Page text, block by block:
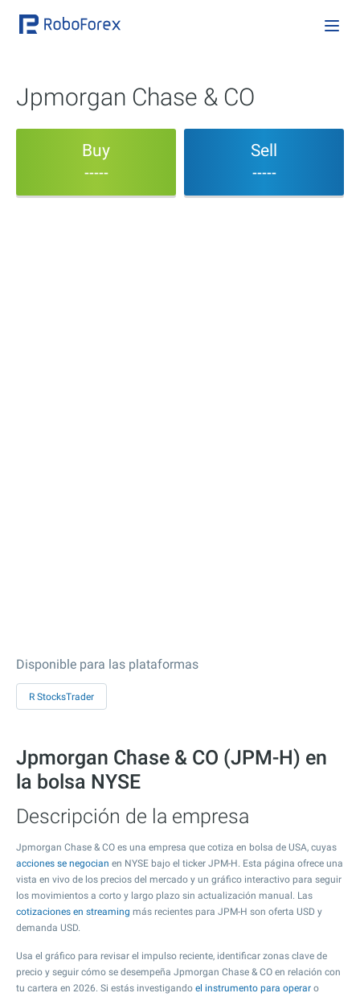
Jpmorgan Chase & CO
Buy
-----
Sell
-----
Disponible para las plataformas
R StocksTrader
Jpmorgan Chase & CO (JPM-H) en
la bolsa NYSE
Descripción de la empresa
Jpmorgan Chase & CO es una empresa que cotiza en bolsa de USA, cuyas
acciones se negocian en NYSE bajo el ticker JPM-H. Esta página ofrece una
vista en vivo de los precios del mercado y un gráfico interactivo para seguir
los movimientos a corto y largo plazo sin actualización manual. Las
cotizaciones en streaming más recientes para JPM-H son oferta USD y
demanda USD.
Usa el gráfico para revisar el impulso reciente, identificar zonas clave de
precio y seguir cómo se desempeña Jpmorgan Chase & CO en relación con
tu cartera en 2026. Si estás investigando el instrumento para operar o